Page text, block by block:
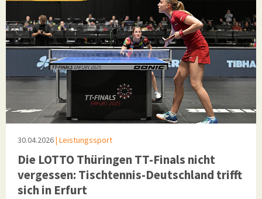
30.04.2026| Leistungssport
Die LOTTO Thüringen TT-Finals nicht
vergessen: Tischtennis-Deutschland trifft
sich in Erfurt